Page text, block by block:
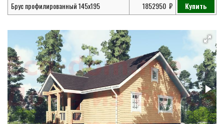
Брус профилированный 145х195
1852950 Купить